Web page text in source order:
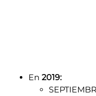
En 2019: